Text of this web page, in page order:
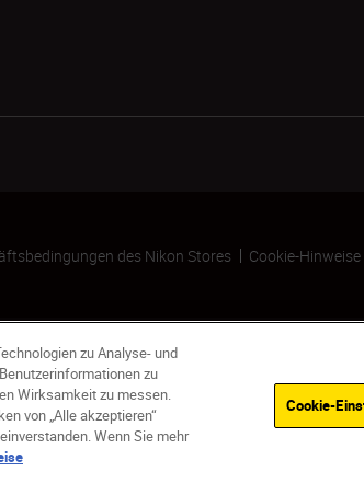
des Nikon Stores Cookie-Hinweise
zu Analyse- und
zu
Wirksamkeit zu messen.
von „Alle akzeptieren“
Wenn Sie mehr
Cookie-